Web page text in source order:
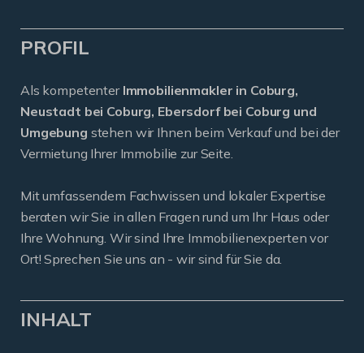
PROFIL
Als kompetenter Immobilienmakler in Coburg,
Neustadt bei Coburg, Ebersdorf bei Coburg und
Umgebung stehen wir Ihnen beim Verkauf und bei der
Vermietung Ihrer Immobilie zur Seite.
Mit umfassendem Fachwissen und lokaler Expertise
beraten wir Sie in allen Fragen rund um Ihr Haus oder
Ihre Wohnung. Wir sind Ihre Immobilienexperten vor
Ort! Sprechen Sie uns an - wir sind für Sie da.
INHALT